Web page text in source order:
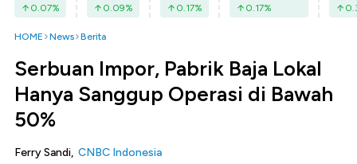
0.07% 0.09% 0.17% 0.17%
HOME News Berita
Serbuan Impor, Pabrik Baja Lokal
Hanya Sanggup Operasi di Bawah
50%
Ferry Sandi, CNBC Indonesia